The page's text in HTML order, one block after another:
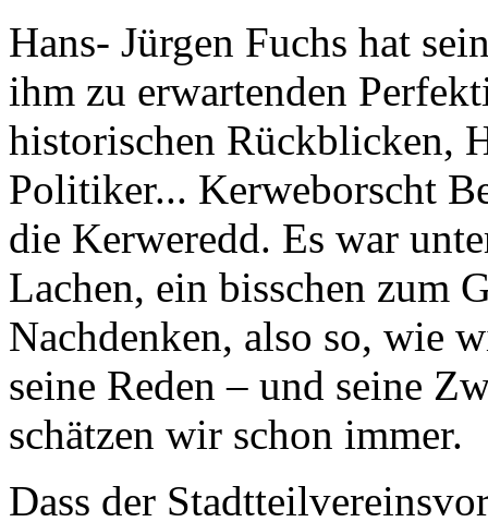
Hans- Jürgen Fuchs hat
ihm zu erwartenden
historischen Rückblicken,
Politiker... Kerweborscht
die Kerweredd. Es war
Lachen, ein bisschen zum
Nachdenken, also so, wie
seine Reden – und seine
schätzen wir schon immer.
Dass der